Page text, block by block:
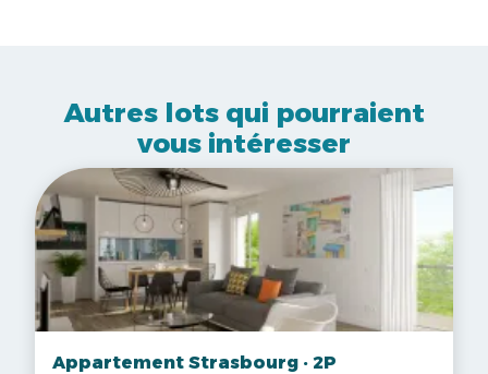
Autres lots qui pourraient
vous intéresser
Appartement Strasbourg · 2P